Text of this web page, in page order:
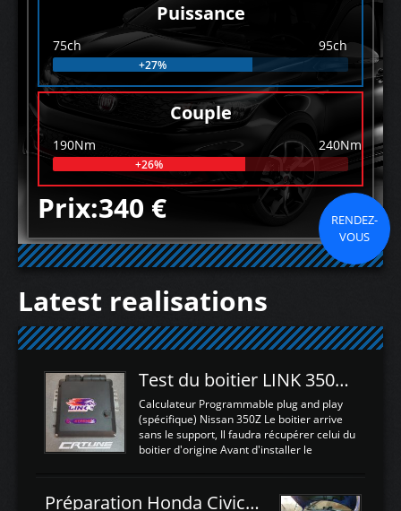
Puissance
75ch 95ch
+27%
Couple
190Nm 240Nm
+26%
Prix:340 €
RENDEZ-
VOUS
Latest realisations
Test du boitier LINK 350Z Plugin ECU
Calculateur Programmable plug and play
(spécifique) Nissan 350Z Le boitier arrive
sans le support, Il faudra récupérer celui du
boitier d'origine Avant d'installer le
d'envoyer l'information de la large bande
Préparation Honda Civic Type R FK2